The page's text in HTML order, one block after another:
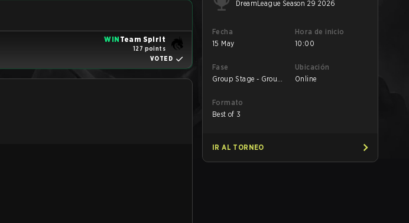
WIN Team Spirit
127 points
VOTED
DreamLeague Season 29 2026
Fecha
15 May
Hora de inicio
10:00
Fase
Group Stage - Group
Ubicación
Online
Formato
Best of 3
IR AL TORNEO